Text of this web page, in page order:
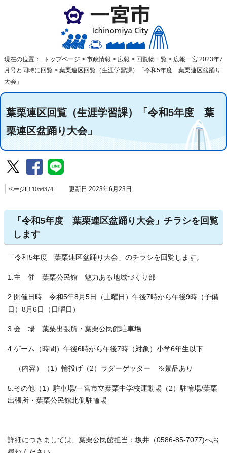
現在の位置： トップページ > 市政情報 > 広報 > 回覧物一覧 > 広報一宮 2023年7
月号と同時に回覧 > 葉栗連区回覧（生涯学習課）「令和5年度 葉栗連区盆踊り
大会」
葉栗連区回覧（生涯学習課）「令和5年度 葉
栗連区盆踊り大会」
ページID 1056374 更新日 2023年6月23日
「令和5年度 葉栗連区盆踊り大会」チラシを回覧
します
「令和5年度 葉栗連区盆踊り大会」のチラシを回覧します。
1.主 催 葉栗公民館 魅力ある地域づくり部
2.開催日時 令和5年8月5日（土曜日）午後7時から午後9時（予備
日）8月6日（日曜日）
3.会 場 葉栗出張所・葉栗公民館駐車場
4.ゲーム（時間）午後6時から午後7時（対象）小学6年生以下
（内容）（1）輪投げ（2）ラダーゲッター ※景品あり
5.その他（1）駐車場/一宮市立葉栗中学校運動場（2）駐輪場/葉栗
出張所・葉栗公民館北側駐輪場
詳細につきましては、葉栗公民館担当：坂井（0586-85-7077)へお